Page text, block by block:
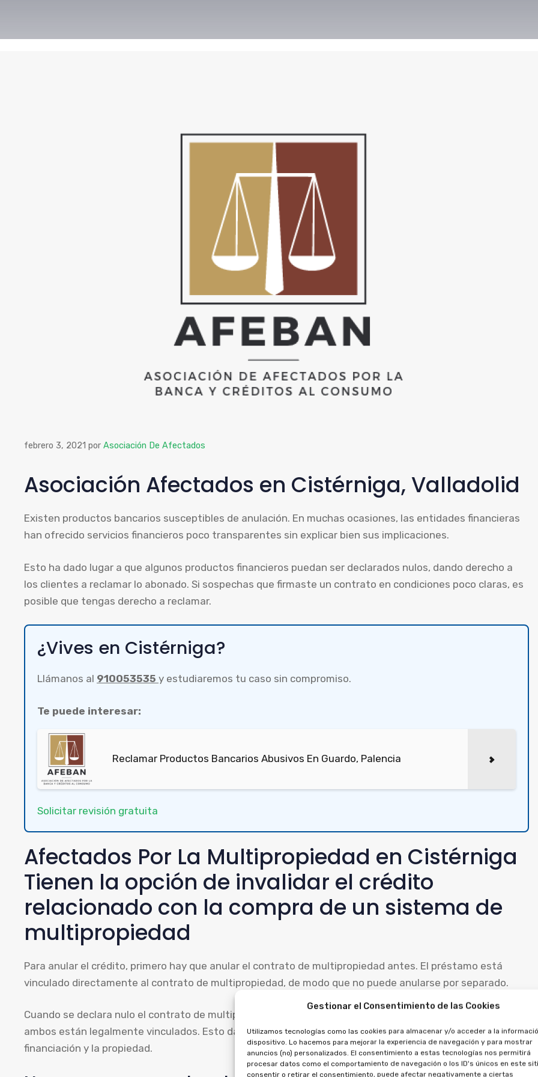
Gestionar el Consentimiento de las Cookies
Utilizamos tecnologías como las cookies para almacenar y/o acceder a la
dispositivo. Lo hacemos para mejorar la experiencia de navegación y para mostrar
anuncios (no) personalizados. El consentimiento a estas tecnologías nos permitirá
procesar datos como el comportamiento de navegación o los ID's únicos en este
consentir o retirar el consentimiento, puede afectar negativamente a ciertas
febrero 3, 2021 por Asociación De Afectados
Asociación Afectados en Cistérniga, Valladolid
Existen productos bancarios susceptibles de anulación. En muchas ocasiones, las entidades financieras
han ofrecido servicios financieros poco transparentes sin explicar bien sus implicaciones.
Esto ha dado lugar a que algunos productos financieros puedan ser declarados nulos, dando derecho a
los clientes a reclamar lo abonado. Si sospechas que firmaste un contrato en condiciones poco claras, es
posible que tengas derecho a reclamar.
¿Vives en Cistérniga?
Llámanos al 910053535 y estudiaremos tu caso sin compromiso.
Te puede interesar:
Reclamar Productos Bancarios Abusivos En Guardo, Palencia
Solicitar revisión gratuita
Afectados Por La Multipropiedad en Cistérniga
Tienen la opción de invalidar el crédito
relacionado con la compra de un sistema de
multipropiedad
Para anular el crédito, primero hay que anular el contrato de multipropiedad antes. El préstamo está
vinculado directamente al contrato de multipropiedad, de modo que no puede anularse por separado.
Cuando se declara nulo el contrato de multipropiedad, se puede solicitar la anulación del crédito, ya que
ambos están legalmente vinculados. Esto da derecho a recuperar los importes entregados, por la
financiación y la propiedad.